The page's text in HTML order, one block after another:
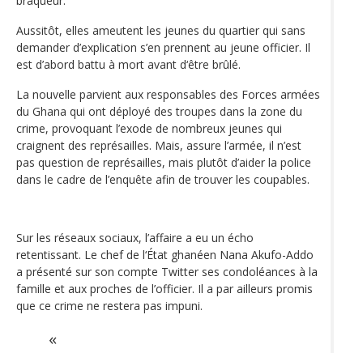
Aussitôt, elles ameutent les jeunes du quartier qui sans
demander d’explication s’en prennent au jeune officier. Il
est d’abord battu à mort avant d‘être brûlé.
La nouvelle parvient aux responsables des Forces armées
du Ghana qui ont déployé des troupes dans la zone du
crime, provoquant l’exode de nombreux jeunes qui
craignent des représailles. Mais, assure l’armée, il n’est
pas question de représailles, mais plutôt d’aider la police
dans le cadre de l’enquête afin de trouver les coupables.
Sur les réseaux sociaux, l’affaire a eu un écho
retentissant. Le chef de l‘État ghanéen Nana Akufo-Addo
a présenté sur son compte Twitter ses condoléances à la
famille et aux proches de l’officier. Il a par ailleurs promis
que ce crime ne restera pas impuni.